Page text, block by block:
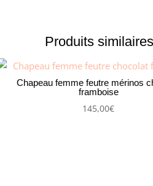
Produits similaires
Chapeau femme feutre mérinos
framboise
145,00€